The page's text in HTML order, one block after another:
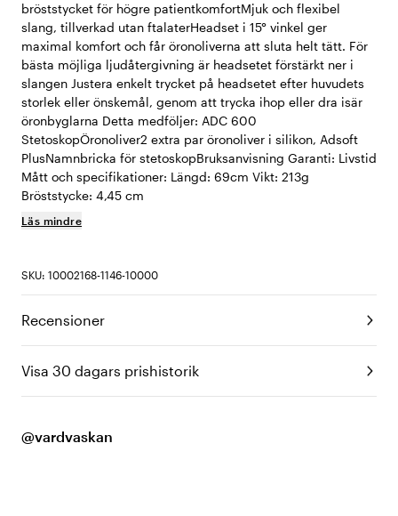
bröststycket för högre patientkomfortMjuk och flexibel
slang, tillverkad utan ftalaterHeadset i 15° vinkel ger
maximal komfort och får öronoliverna att sluta helt tätt. För
bästa möjliga ljudåtergivning är headsetet förstärkt ner i
slangen Justera enkelt trycket på headsetet efter huvudets
storlek eller önskemål, genom att trycka ihop eller dra isär
öronbyglarna Detta medföljer: ADC 600
StetoskopÖronoliver2 extra par öronoliver i silikon, Adsoft
PlusNamnbricka för stetoskopBruksanvisning Garanti: Livstid
Mått och specifikationer: Längd: 69cm Vikt: 213g
Bröststycke: 4,45 cm
Läs mindre
SKU: 10002168-1146-10000
Recensioner
Visa 30 dagars prishistorik
@vardvaskan